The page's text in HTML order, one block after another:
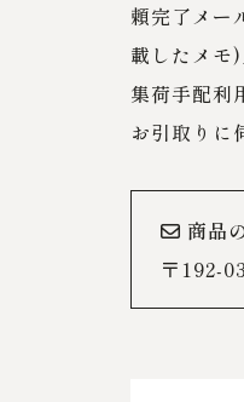
頼完了メー
載したメモ)
集荷手配利
お引取りに
商品
〒192-